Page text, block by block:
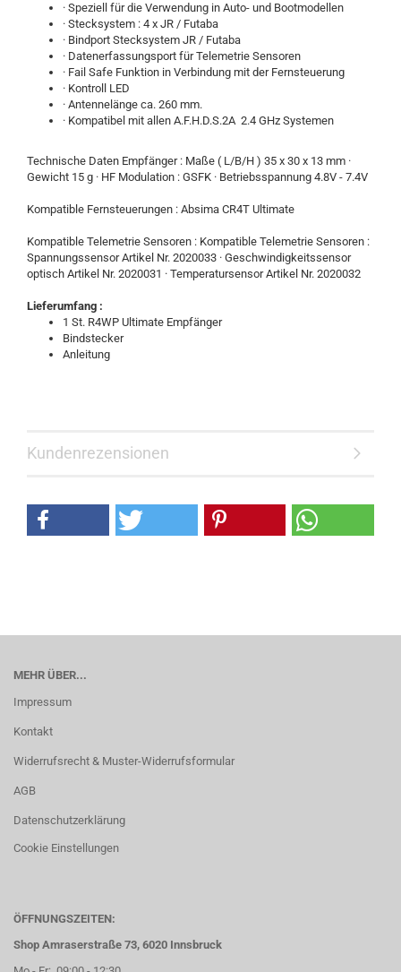
· Speziell für die Verwendung in Auto- und Bootmodellen
· Stecksystem : 4 x JR / Futaba
· Bindport Stecksystem JR / Futaba
· Datenerfassungsport für Telemetrie Sensoren
· Fail Safe Funktion in Verbindung mit der Fernsteuerung
· Kontroll LED
· Antennelänge ca. 260 mm.
· Kompatibel mit allen A.F.H.D.S.2A 2.4 GHz Systemen
Technische Daten Empfänger : Maße ( L/B/H ) 35 x 30 x 13 mm ·
Gewicht 15 g · HF Modulation : GSFK · Betriebsspannung 4.8V - 7.4V
Kompatible Fernsteuerungen : Absima CR4T Ultimate
Kompatible Telemetrie Sensoren : Kompatible Telemetrie Sensoren :
Spannungssensor Artikel Nr. 2020033 · Geschwindigkeitssensor
optisch Artikel Nr. 2020031 · Temperatursensor Artikel Nr. 2020032
Lieferumfang :
1 St. R4WP Ultimate Empfänger
Bindstecker
Anleitung
Kundenrezensionen
MEHR ÜBER...
Impressum
Kontakt
Widerrufsrecht & Muster-Widerrufsformular
AGB
Datenschutzerklärung
Cookie Einstellungen
ÖFFNUNGSZEITEN:
Shop Amraserstraße 73, 6020 Innsbruck